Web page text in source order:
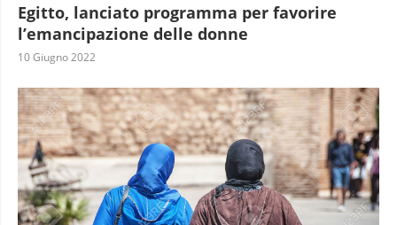
Egitto, lanciato programma per favorire
l’emancipazione delle donne
10 Giugno 2022